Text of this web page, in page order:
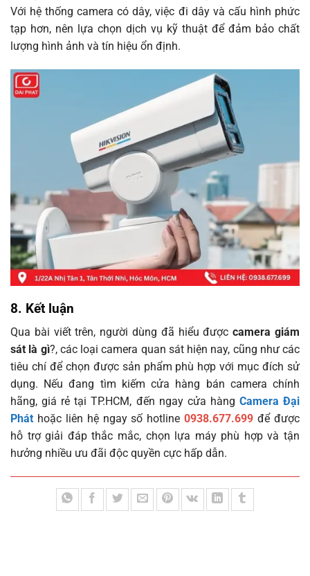
Với hệ thống camera có dây, việc đi dây và cấu hình phức
tạp hơn, nên lựa chọn dịch vụ kỹ thuật để đảm bảo chất
lượng hình ảnh và tín hiệu ổn định.
8. Kết luận
Qua bài viết trên, người dùng đã hiểu đượccamera giám
sát là gì?, các loại camera quan sát hiện nay, cũng như các
tiêu chí để chọn được sản phẩm phù hợp với mục đích sử
dụng. Nếu đang tìm kiếm cửa hàng bán camera chính
hãng, giá rẻ tại TP.HCM, đến ngay cửa hàng Camera Đại
Phát hoặc liên hệ ngay số hotline0938.677.699 để được
hỗ trợ giải đáp thắc mắc, chọn lựa máy phù hợp và tận
hưởng nhiều ưu đãi độc quyền cực hấp dẫn.